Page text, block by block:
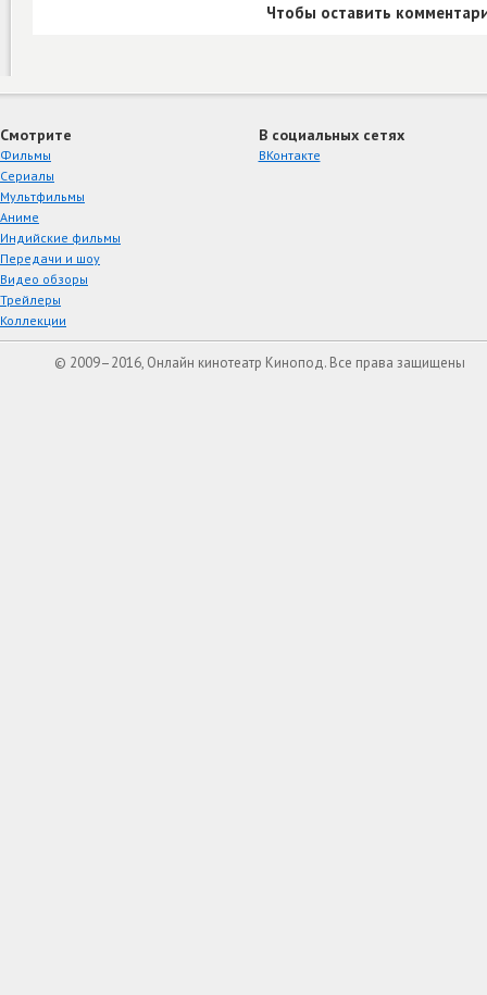
Чтобы оставить
Смотрите
Фильмы
Сериалы
Мультфильмы
Аниме
Индийские фильмы
Передачи и шоу
Видео обзоры
Трейлеры
Коллекции
В социальных сетях
ВКонтакте
© 2009–2016, Онлайн кинотеатр Кинопод. Все права защищены